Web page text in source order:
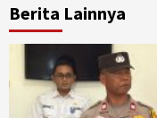
Berita Lainnya